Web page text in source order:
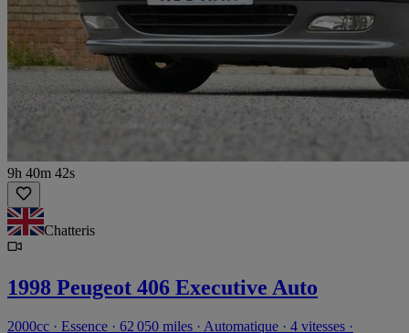
9h 40m 42s
Chatteris
1998 Peugeot 406 Executive Auto
2000cc · Essence · 62 050 miles · Automatique · 4 vitesses ·